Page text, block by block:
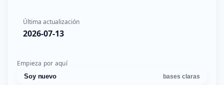
Última actualización
2026-07-13
Empieza por aquí
Soy nuevo bases claras